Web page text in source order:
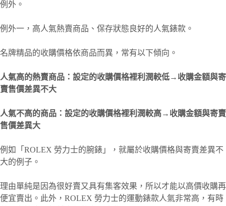
例外。
例外一，高人氣熱賣商品、保存狀態良好的人氣錶款。
名牌精品的收購價格依商品而異，常有以下傾向。
人氣高的熱賣商品：設定的收購價格裡利潤較低→收購金額與寄
賣售價差異不大
人氣不高的商品：設定的收購價格裡利潤較高→收購金額與寄賣
售價差異大
例如「ROLEX 勞力士的腕錶」，就屬於收購價格與寄賣差異不
大的例子。
理由單純是因為很好賣又具有集客效果，所以才能以高價收購再
便宜賣出。此外，ROLEX 勞力士的運動錶款人氣非常高，有時